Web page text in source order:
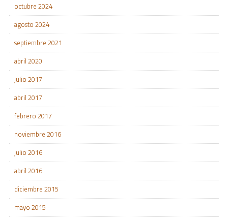
octubre 2024
agosto 2024
septiembre 2021
abril 2020
julio 2017
abril 2017
febrero 2017
noviembre 2016
julio 2016
abril 2016
diciembre 2015
mayo 2015